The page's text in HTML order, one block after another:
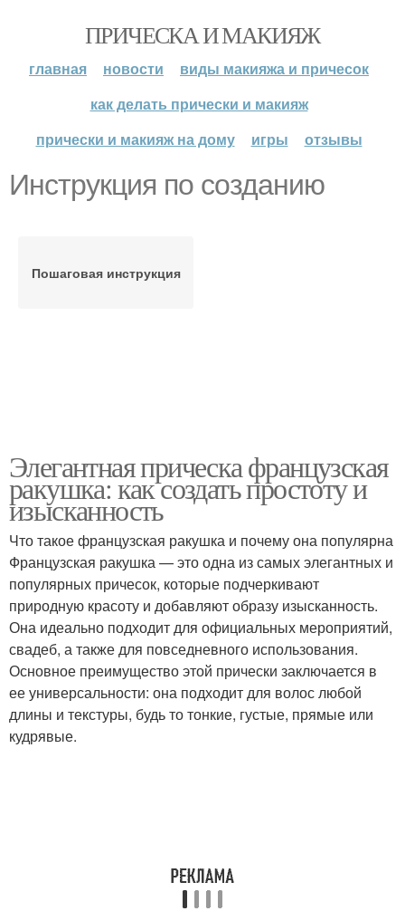
ПРИЧЕСКА И МАКИЯЖ
главная новости
виды макияжа и причесок
как делать прически и макияж
прически и макияж на дому
игры отзывы
Инструкция по созданию
Пошаговая инструкция
Элегантная прическа французская
ракушка: как создать простоту и
изысканность
Что такое французская ракушка и почему она популярна
Французская ракушка — это одна из самых элегантных и
популярных причесок, которые подчеркивают
природную красоту и добавляют образу изысканность.
Она идеально подходит для официальных мероприятий,
свадеб, а также для повседневного использования.
Основное преимущество этой прически заключается в
ее универсальности: она подходит для волос любой
длины и текстуры, будь то тонкие, густые, прямые или
кудрявые.